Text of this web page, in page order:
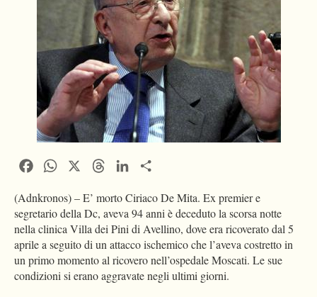
FacebookWhatsApp ThreadsLinkedIn
(Adnkronos) – E’ morto Ciriaco De Mita. Ex premier e
segretario della Dc, aveva 94 anni è deceduto la scorsa notte
nella clinica Villa dei Pini di Avellino, dove era ricoverato dal 5
aprile a seguito di un attacco ischemico che l’aveva costretto in
un primo momento al ricovero nell’ospedale Moscati. Le sue
condizioni si erano aggravate negli ultimi giorni.